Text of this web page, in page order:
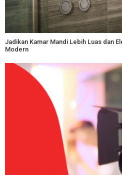
Jadikan Kamar Mandi Lebih Luas dan
Modern